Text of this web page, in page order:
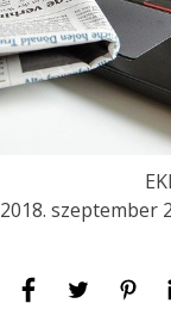
2018. szeptember